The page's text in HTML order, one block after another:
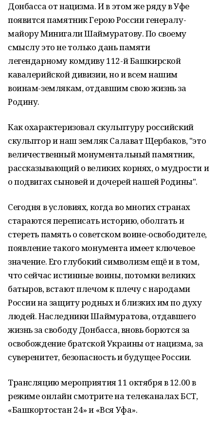
Донбасса от нацизма. И в этом же ряду в Уфе
появится памятник Герою России генералу-
майору Минигали Шаймуратову. По своему
смыслу это не только дань памяти
легендарному комдиву 112-й Башкирской
кавалерийской дивизии, но и всем нашим
воинам-землякам, отдавшим свою жизнь за
Родину.
Как охарактеризовал скульптуру российский
скульптор и наш земляк Салават Щербаков, "это
величественный монументальный памятник,
рассказывающий о великих корнях, о мудрости и
о подвигах сыновей и дочерей нашей Родины".
Сегодня в условиях, когда во многих странах
стараются переписать историю, оболгать и
стереть память о советском воине-освободителе,
появление такого монумента имеет ключевое
значение. Его глубокий символизм ещё и в том,
что сейчас истинные воины, потомки великих
батыров, встают плечом к плечу с народами
России на защиту родных и близких им по духу
людей. Наследники Шаймуратова, отдавшего
жизнь за свободу Донбасса, вновь борются за
освобождение братской Украины от нацизма, за
суверенитет, безопасность и будущее России.
Трансляцию мероприятия 11 октября в 12.00 в
режиме онлайн смотрите на телеканалах БСТ,
«Башкортостан 24» и «Вся Уфа».